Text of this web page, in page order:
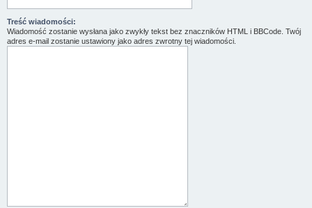
Treść wiadomości:
Wiadomość zostanie wysłana jako zwykły tekst bez znaczników HTML i BBCode. Twój
adres e-mail zostanie ustawiony jako adres zwrotny tej wiadomości.